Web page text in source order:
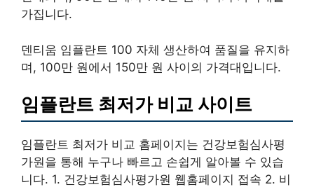
가집니다.
덴티움 임플란트 100 자체 생산하여 품질을 유지하
며, 100만 원에서 150만 원 사이의 가격대입니다.
임플란트 최저가 비교 사이트
임플란트 최저가 비교 홈페이지는 건강보험심사평
가원을 통해 누구나 빠르고 손쉽게 알아볼 수 있습
니다. 1. 건강보험심사평가원 웹홈페이지 접속 2. 비